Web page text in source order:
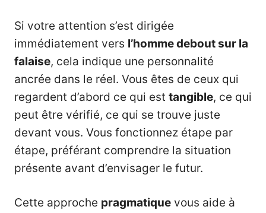
Si votre attention s’est dirigée
immédiatement vers l’homme debout sur la
falaise, cela indique une personnalité
ancrée dans le réel. Vous êtes de ceux qui
regardent d’abord ce qui est tangible, ce qui
peut être vérifié, ce qui se trouve juste
devant vous. Vous fonctionnez étape par
étape, préférant comprendre la situation
présente avant d’envisager le futur.
Cette approche pragmatique vous aide à